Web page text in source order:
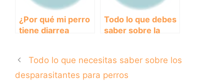
¿Por qué mi perro
tiene diarrea
recomendado
Todo lo que debes
saber sobre la
tratamiento y
prevención
Todo lo que necesitas saber sobre los
desparasitantes para perros